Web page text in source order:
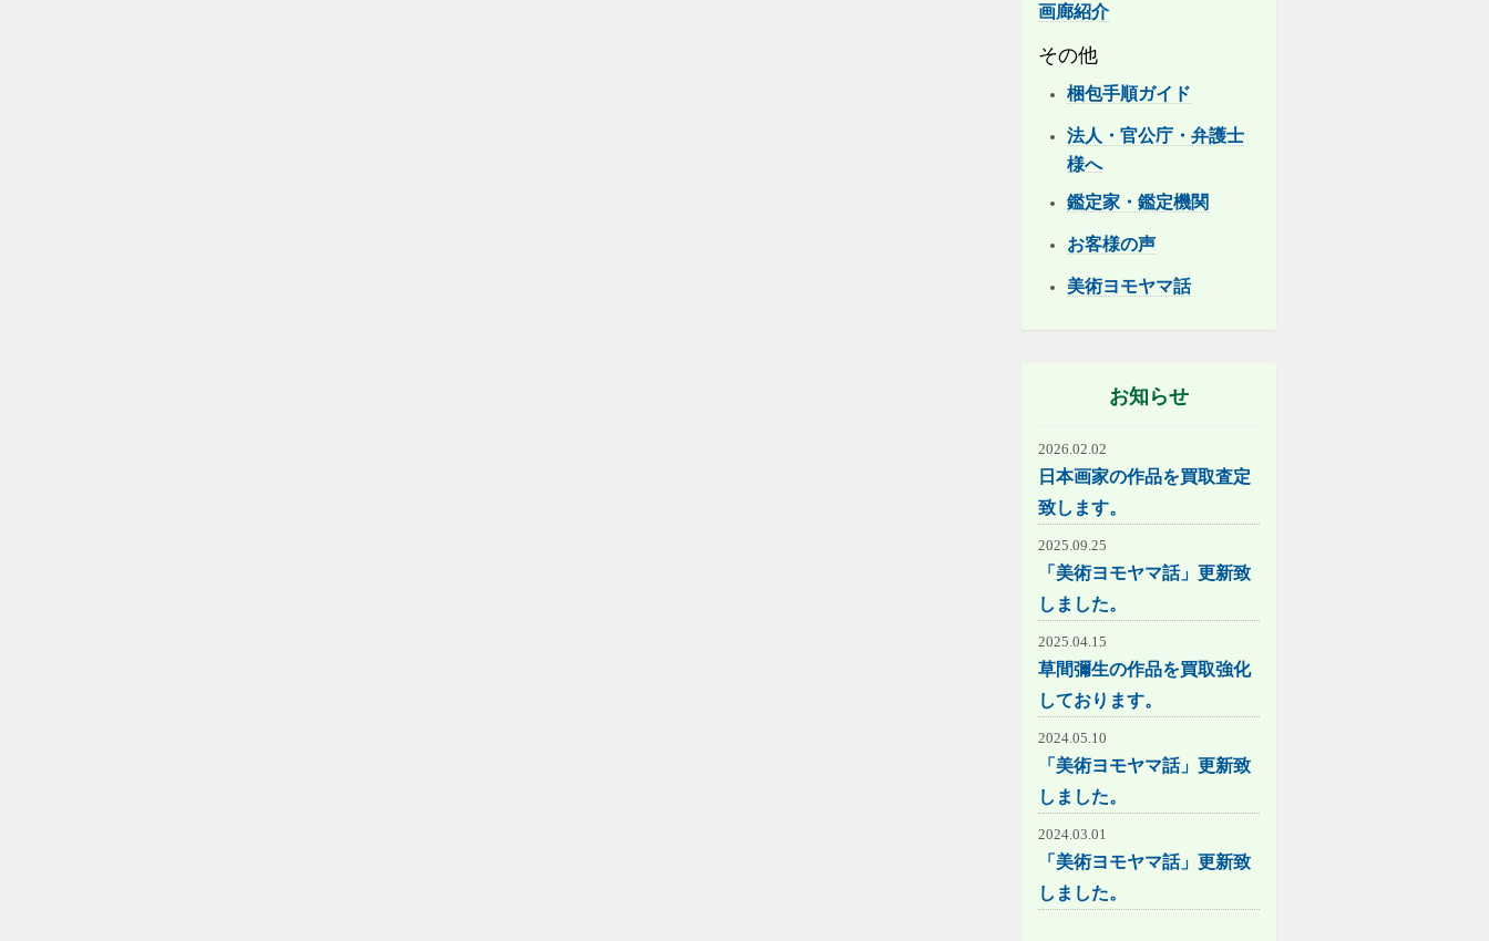
画廊紹介
その他
梱包手順ガイド
法人・官公庁・弁護士
様へ
鑑定家・鑑定機関
お客様の声
美術ヨモヤマ話
お知らせ
2026.02.02
日本画家の作品を買取査定
致します。
2025.09.25
「美術ヨモヤマ話」更新致
しました。
2025.04.15
草間彌生の作品を買取強化
しております。
2024.05.10
「美術ヨモヤマ話」更新致
しました。
2024.03.01
「美術ヨモヤマ話」更新致
しました。